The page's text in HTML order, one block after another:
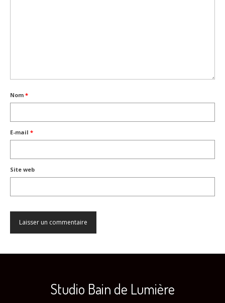
Nom *
E-mail *
Site web
Studio Bain de Lumière